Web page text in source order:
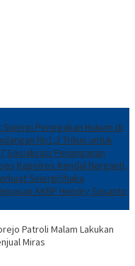
Penegakan Hukum di
Rp1,2 Triliun untuk
Sosialisasi Penanganan
Kapolres Kendal Berganti,
Sinergi​Shaka
AKBP Hendry Susanto
Patroli Malam Lakukan
Miras